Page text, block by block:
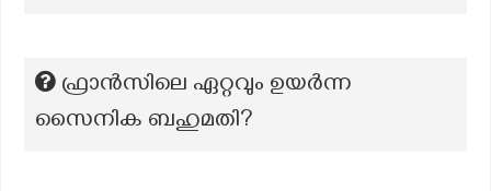
ഫ്രാൻസിലെ ഏറ്റവും ഉയർന്ന
സൈനിക ബഹുമതി?